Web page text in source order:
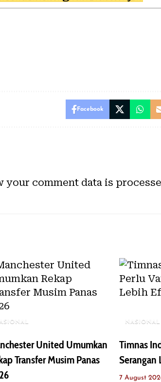
Facebook
your comment data is
United Umumkan
Transfer Musim Panas
NASIONAL
Timnas
Serangan
7 August